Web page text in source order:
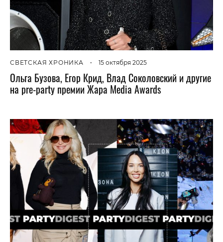
СВЕТСКАЯ ХРОНИКА • 15 октября 2025
Ольга Бузова, Егор Крид, Влад Соколовский и другие
на pre-party премии Жара Media Awards